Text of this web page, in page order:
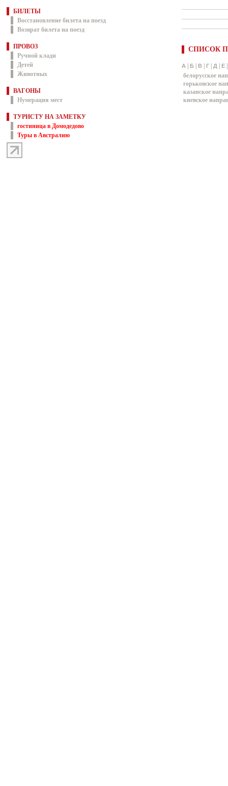
БИЛЕТЫ
Восстановление билета на поезд
Возврат билета на поезд
ПРОВОЗ
Ручной клади
Детей
Животных
ВАГОНЫ
Нумерация мест
ТУРИСТУ НА ЗАМЕТКУ
гостиница в Домодедово
Туры в Австралию
СПИСОК
А Б В Г Д Е
белорусское
горьковское
казанское
киевское